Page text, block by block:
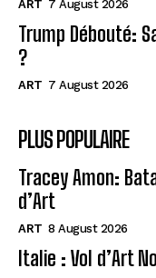
ART 7 August 2026
Trump Débouté:
?
ART 7 August 2026
PLUS POPULAIRE
Tracey Amon:
d’Art
ART 8 August 2026
Italie : Vol d’Art